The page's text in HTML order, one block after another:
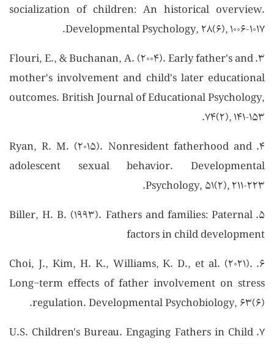
socialization of children: An historical overview.
Developmental Psychology, ۲۸(۶), ۱۰۰۶–۱۰۱۷.
۳. Flouri, E., & Buchanan, A. (۲۰۰۴). Early father's and
mother's involvement and child's later educational
outcomes. British Journal of Educational Psychology,
۷۴(۲), ۱۴۱–۱۵۳.
۴. Ryan, R. M. (۲۰۱۵). Nonresident fatherhood and
adolescent sexual behavior. Developmental
Psychology, ۵۱(۲), ۲۱۱–۲۲۳.
۵. Biller, H. B. (۱۹۹۳). Fathers and families: Paternal
factors in child development
۶. Choi, J., Kim, H. K., Williams, K. D., et al. (۲۰۲۱).
Long-term effects of father involvement on stress
regulation. Developmental Psychobiology, ۶۳(۶).
۷. U.S. Children's Bureau. Engaging Fathers in Child